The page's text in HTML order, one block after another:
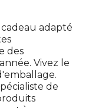
cadeau adapté
des
Vivez le
de